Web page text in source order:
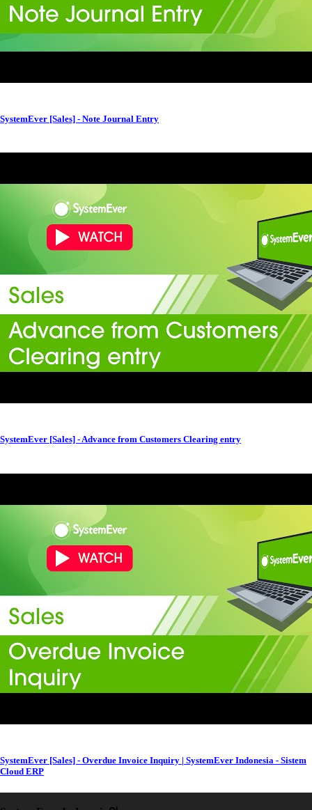
SystemEver [Sales] - Note Journal Entry
SystemEver [Sales] - Advance from Customers Clearing entry
SystemEver [Sales] - Overdue Invoice Inquiry | SystemEver Indonesia - Sistem
Cloud ERP